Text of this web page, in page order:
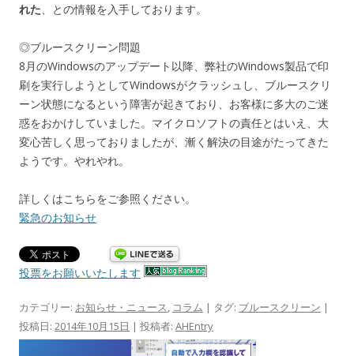
れた 、との情報を入手しております。
◎ブルースクリーン問題
8月のWindowsのアップデート以降、弊社のWindows製品で印
刷を実行しようとしてWindowsがクラッシュし、ブルースクリ
ーン状態になるという障害が起きており、お客様に多大のご迷
惑をおかけしていました。マイクロソフトの責任とはいえ、大
変心苦しく思っておりましたが、漸く解決の目途がたってきた
ようです。やれやれ。
詳しくはこちらをご参照ください。
緊急のお知らせ
投票をお願いいたします
カテゴリー: お知らせ・ニュース, コラム | タグ: ブルースクリーン |
投稿日: 2014年10月15日 | 投稿者: AHEntry